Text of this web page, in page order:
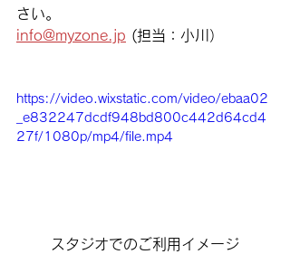
さい。
info@myzone.jp (担当：小川）
https://video.wixstatic.com/video/ebaa02
_e832247dcdf948bd800c442d64cd4
27f/1080p/mp4/file.mp4
スタジオでのご利用イメージ